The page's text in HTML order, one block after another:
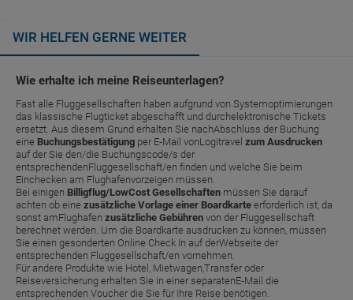
WIR HELFEN GERNE WEITER
Wie erhalte ich meine Reiseunterlagen?
Fast alle Fluggesellschaften haben aufgrund von Systemoptimierungen
das klassische Flugticket abgeschafft und durchelektronische Tickets
ersetzt. Aus diesem Grund erhalten Sie nachAbschluss der Buchung
eine Buchungsbestätigung per E-Mail vonLogitravel zum Ausdrucken
auf der Sie den/die Buchungscode/s der
entsprechendenFluggesellschaft/en finden und welche Sie beim
Einchecken am Flughafenvorzeigen müssen.
Bei einigen Billigflug/LowCost Gesellschaften müssen Sie darauf
achten ob eine zusätzliche Vorlage einer Boardkarte erforderlich ist, da
sonst amFlughafen zusätzliche Gebühren von der Fluggesellschaft
berechnet werden. Um die Boardkarte ausdrucken zu können, müssen
Sie einen gesonderten Online Check In auf derWebseite der
entsprechenden Fluggesellschaft/en vornehmen.
Für andere Produkte wie Hotel, Mietwagen,Transfer oder
Reiseversicherung erhalten Sie in einer separatenE-Mail die
entsprechenden Voucher die Sie für Ihre Reise benötigen.